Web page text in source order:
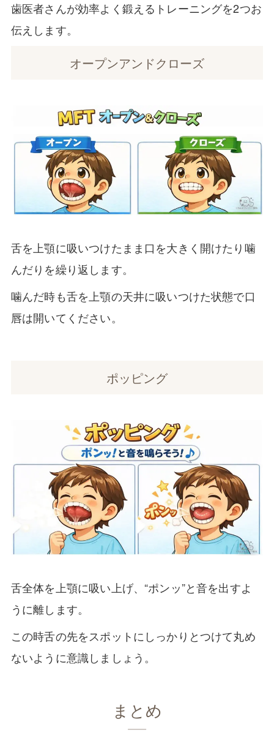
歯医者さんが効率よく鍛えるトレーニングを2つお
伝えします。
オープンアンドクローズ
舌を上顎に吸いつけたまま口を大きく開けたり噛
んだりを繰り返します。
噛んだ時も舌を上顎の天井に吸いつけた状態で口
唇は開いてください。
ポッピング
舌全体を上顎に吸い上げ、“ポンッ”と音を出すよ
うに離します。
この時舌の先をスポットにしっかりとつけて丸め
ないように意識しましょう。
まとめ